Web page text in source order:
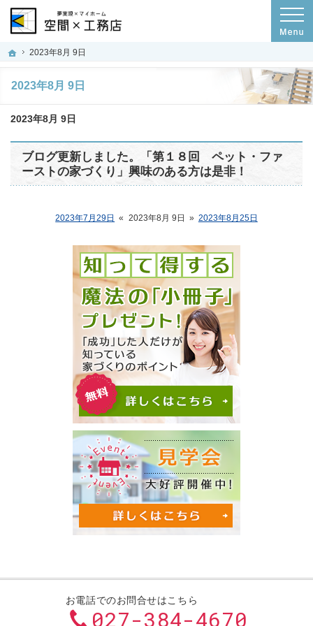
ホーム
2023年8月 9日
2023年8月 9日
プロの目線からご提案。群馬県高崎市の注文住宅・新築戸建てを手がける工務店
空間×工務店｜群馬県高崎市の新築・注文住宅・新築戸建てを手がける工務店
2023年8月 9日
ブログ更新しました。「第１８回 ペット・ファ
ーストの家づくり」興味のある方は是非！
2023年7月29日 « 2023年8月 9日 » 2023年8月25日
お電話でのお問合せはこちら
027-384-4670